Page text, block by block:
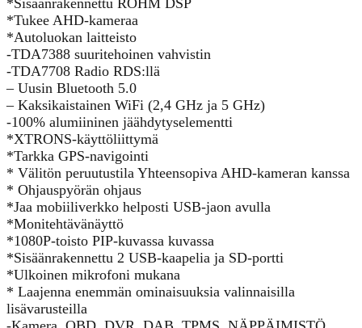
*Tukee AHD-kameraa
*Autoluokan laitteisto
-TDA7388 suuritehoinen vahvistin
-TDA7708 Radio RDS:llä
– Uusin Bluetooth 5.0
– Kaksikaistainen WiFi (2,4 GHz ja 5 GHz)
-100% alumiininen jäähdytyselementti
*XTRONS-käyttöliittymä
*Tarkka GPS-navigointi
* Välitön peruutustila Yhteensopiva AHD-kameran kanssa
* Ohjauspyörän ohjaus
*Jaa mobiiliverkko helposti USB-jaon avulla
*Monitehtävänäyttö
*1080P-toisto PIP-kuvassa kuvassa
*Sisäänrakennettu 2 USB-kaapelia ja SD-portti
*Ulkoinen mikrofoni mukana
* Laajenna enemmän ominaisuuksia valinnaisilla
lisävarusteilla